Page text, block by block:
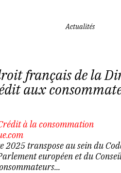
Actualités
français de la
aux
à la consommation
2025 transpose au sein du
européen et du